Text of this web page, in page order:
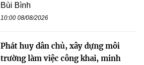
Bùi Bình
10:00 08/08/2026
Phát huy dân chủ, xây dựng môi
trường làm việc công khai, minh